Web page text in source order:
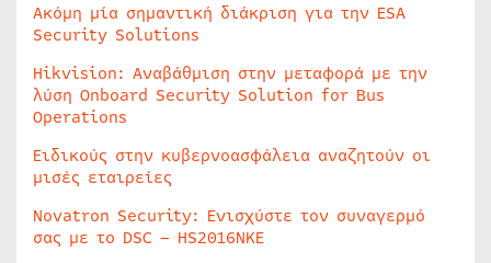
Ακόμη μία σημαντική διάκριση για την ESA
Security Solutions
Hikvision: Αναβάθμιση στην μεταφορά με την
λύση Onboard Security Solution for Bus
Operations
Ειδικούς στην κυβερνοασφάλεια αναζητούν οι
μισές εταιρείες
Novatron Security: Ενισχύστε τον συναγερμό
σας με το DSC – HS2016NKE